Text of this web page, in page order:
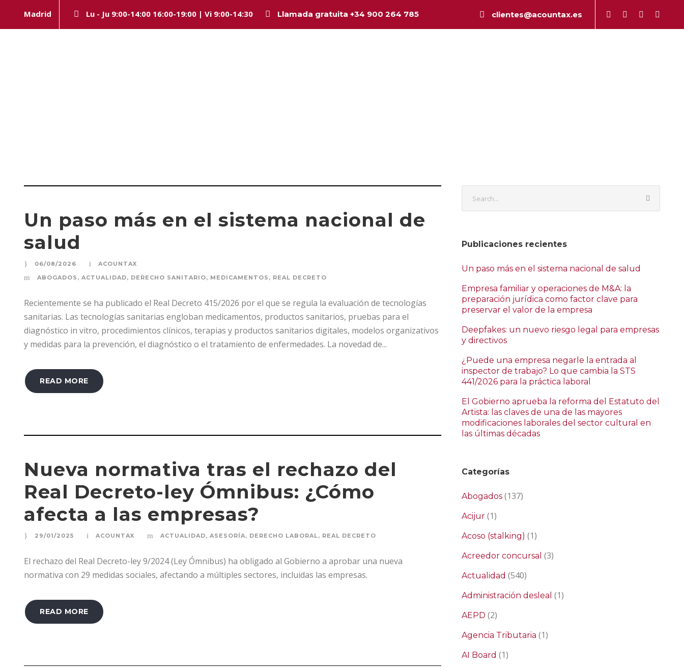
Madrid Lu - Ju 9:00-14:00 16:00-19:00 | Vi 9:00-14:30 Llamada gratuita +34 900 264 785 clientes@acountax.es
Un paso más en el sistema nacional de
salud
06/08/2026
ACOUNTAX
ABOGADOS , ACTUALIDAD, DERECHO SANITARIO, MEDICAMENTOS , REAL DECRETO
Recientemente se ha publicado el Real Decreto 415/2026 por el que se regula la evaluación de tecnologías
sanitarias. Las tecnologías sanitarias engloban medicamentos, productos sanitarios, pruebas para el
diagnóstico in vitro, procedimientos clínicos, terapias y productos sanitarios digitales, modelos organizativos
y medidas para la prevención, el diagnóstico o el tratamiento de enfermedades. La novedad de...
READ MORE
Nueva normativa tras el rechazo del
Real Decreto-ley Ómnibus: ¿Cómo
afecta a las empresas?
29/01/2025 ACOUNTAX ACTUALIDAD, ASESORÍA, DERECHO LABORAL, REAL DECRETO
El rechazo del Real Decreto-ley 9/2024 (Ley Ómnibus) ha obligado al Gobierno a aprobar una nueva
normativa con 29 medidas sociales, afectando a múltiples sectores, incluidas las empresas.
READ MORE
Publicaciones recientes
Un paso más en el sistema nacional de salud
Empresa familiar y operaciones de M&A: la
preparación jurídica como factor clave para
preservar el valor de la empresa
Deepfakes: un nuevo riesgo legal para empresas
y directivos
¿Puede una empresa negarle la entrada al
inspector de trabajo? Lo que cambia la STS
441/2026 para la práctica laboral
El Gobierno aprueba la reforma del Estatuto del
Artista: las claves de una de las mayores
modificaciones laborales del sector cultural en
las últimas décadas
Categorías
Abogados (137)
Acijur (1)
Acoso (stalking) (1)
Acreedor concursal (3)
Actualidad (540)
Administración desleal (1)
AEPD (2)
Agencia Tributaria (1)
AI Board (1)